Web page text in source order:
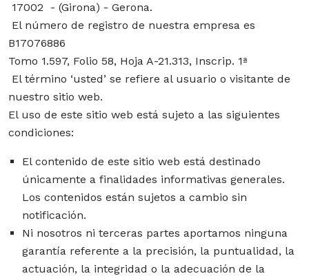
17002 - (Girona) - Gerona.
El número de registro de nuestra empresa es
B17076886
Tomo 1.597, Folio 58, Hoja A-21.313, Inscrip. 1ª
El término ‘usted’ se refiere al usuario o visitante de
nuestro sitio web.
El uso de este sitio web está sujeto a las siguientes
condiciones:
El contenido de este sitio web está destinado
únicamente a finalidades informativas generales.
Los contenidos están sujetos a cambio sin
notificación.
Ni nosotros ni terceras partes aportamos ninguna
garantía referente a la precisión, la puntualidad, la
actuación, la integridad o la adecuación de la